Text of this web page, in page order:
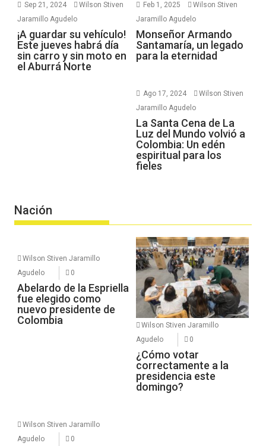
Sep 21, 2024
Wilson Stiven
Jaramillo Agudelo
¡A guardar su vehículo!
Este jueves habrá día
sin carro y sin moto en
el Aburrá Norte
Feb 1, 2025
Wilson Stiven
Jaramillo Agudelo
Monseñor Armando
Santamaría, un legado
para la eternidad
Ago 17, 2024
Wilson Stiven
Jaramillo Agudelo
La Santa Cena de La
Luz del Mundo volvió a
Colombia: Un edén
espiritual para los
fieles
Nación
Wilson Stiven Jaramillo
Agudelo
0
Abelardo de la Espriella
fue elegido como
nuevo presidente de
Colombia
Wilson Stiven Jaramillo
Agudelo
0
¿Cómo votar
correctamente a la
presidencia este
domingo?
Wilson Stiven Jaramillo
Agudelo
0